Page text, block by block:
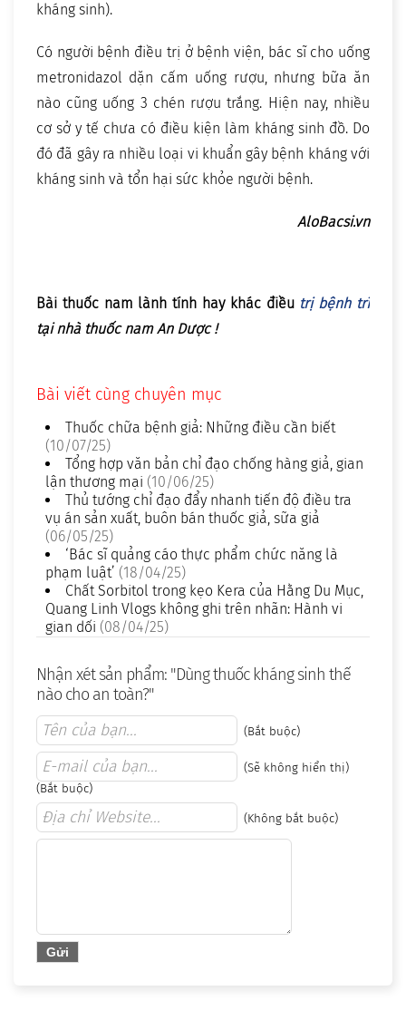
kháng sinh).
Có người bệnh điều trị ở bệnh viện, bác sĩ cho uống
metronidazol dặn cấm uống rượu, nhưng bữa ăn
nào cũng uống 3 chén rượu trắng. Hiện nay, nhiều
cơ sở y tế chưa có điều kiện làm kháng sinh đồ. Do
đó đã gây ra nhiều loại vi khuẩn gây bệnh kháng với
kháng sinh và tổn hại sức khỏe người bệnh.
AloBacsi.vn
Bài thuốc nam lành tính hay khác điều trị bệnh trĩ
tại nhà thuốc nam An Dược !
Bài viết cùng chuyên mục
Thuốc chữa bệnh giả: Những điều cần biết
(10/07/25)
Tổng hợp văn bản chỉ đạo chống hàng giả, gian
lận thương mại (10/06/25)
Thủ tướng chỉ đạo đẩy nhanh tiến độ điều tra
vụ án sản xuất, buôn bán thuốc giả, sữa giả
(06/05/25)
‘Bác sĩ quảng cáo thực phẩm chức năng là
phạm luật’ (18/04/25)
Chất Sorbitol trong kẹo Kera của Hằng Du Mục,
Quang Linh Vlogs không ghi trên nhãn: Hành vi
gian dối (08/04/25)
Nhận xét sản phẩm: "Dùng thuốc kháng sinh thế
nào cho an toàn?"
(Bắt buộc)
(Sẽ không hiển thị)
(Bắt buộc)
(Không bắt buộc)